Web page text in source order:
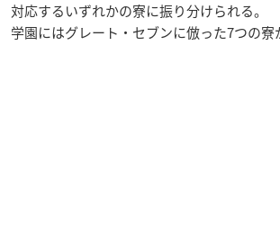
対応するいずれかの寮に振り分けられる。
学園にはグレート・セブンに倣った7つの寮